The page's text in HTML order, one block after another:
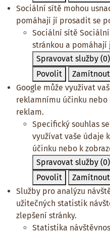
Sociální sítě mohou
pomáhají jí prosadit se
Sociální sítě
stránkou a
Spravovat služby (0)
Povolit
Zamítnout
Google může využívat
reklamnímu účinku nebo
reklam.
Specifický souhlas
využívat vaše údaje
účinku nebo k
Spravovat služby (0)
Povolit
Zamítnout
Služby pro analýzu
užitečných statistik
zlepšení stránky.
Statistika